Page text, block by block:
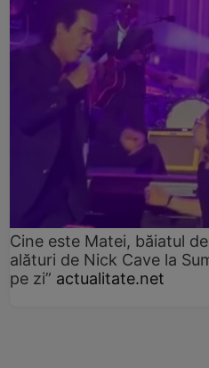
Cine este Matei, băiatul
alături de Nick Cave la
pe zi” actualitate.net